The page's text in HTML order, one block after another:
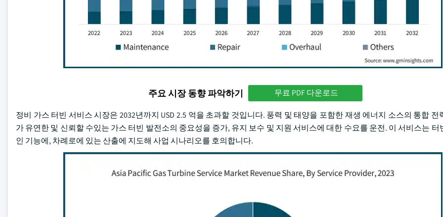
주요 시장 동향 파악하기 무료 PDF 다운로드
정비 가스 터빈 서비스 시장은 2032년까지 USD 2.5 억을 초과할 것입니다. 풍력 및 태양을 포함한 재생 에너지 소스의 통합 전
가 유연한 및 신뢰할 수있는 가스 터빈 발전소의 중요성을 증가, 유지 보수 및 지원 서비스에 대한 수요를 운전. 이 서비스는 터
인 기능에, 차례로에 있는 산출에 지도해 사업 시나리오를 호의합니다.